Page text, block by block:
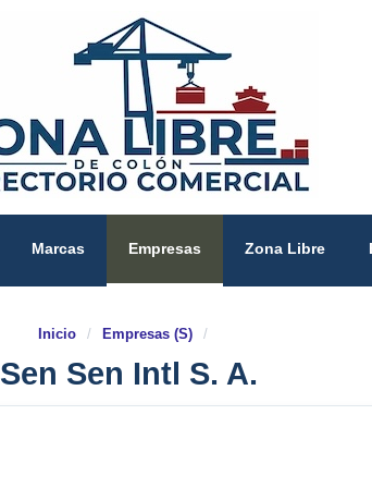
Marcas Empresas Zona Libre
Inicio / Empresas (S) /
Sen Sen Intl S. A.